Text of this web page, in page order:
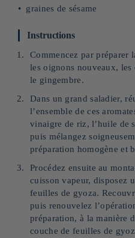
graines de sésame
Instructions
Commencez par préparer
les oignons nouveaux,
le gingembre.
Dans un grand saladier,
l’ensemble de ces
vinaigre de riz, l’huile de
puis mélangez
préparation homogène et
Procédez ensuite au
cuisson vapeur, disposez
feuilles de gyoza.
puis renouvelez
préparation, à la manière
couche de feuilles de